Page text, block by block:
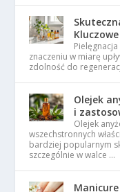
znaczeniu w miarę
zdolność do
Olejek
i
Olejek
wszechstronnych
bardziej popularnym
szczególnie w walce …